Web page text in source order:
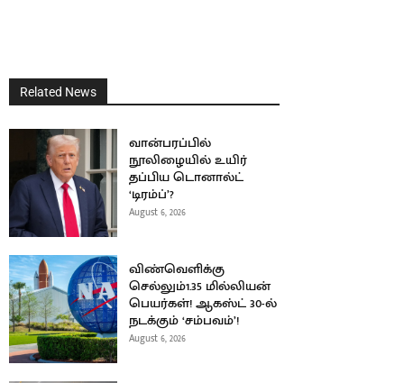
Related News
வான்பரப்பில்
நூலிழையில் உயிர்
தப்பிய டொனால்ட்
‘டிரம்ப்’?
August 6, 2026
விண்வெளிக்கு
செல்லும்1.35 மில்லியன்
பெயர்கள்! ஆகஸ்ட் 30-ல்
நடக்கும் ‘சம்பவம்’!
August 6, 2026